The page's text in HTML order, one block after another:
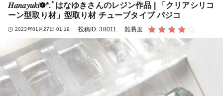
𝐻𝑎𝑛𝑎𝑦𝑢𝑘𝑖❁⃘*.ﾟはなゆきさんのレジン作品 | 「クリアシリコ
ーン型取り材」型取り材 チューブタイプ パジコ
2023年01月27日 01:19 投稿ID:38011 難易度